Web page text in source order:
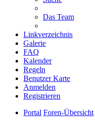
Das Team
Linkverzeichnis
Galerie
FAQ
Kalender
Regeln
Benutzer Karte
Anmelden
Registrieren
Portal Foren-Übersicht